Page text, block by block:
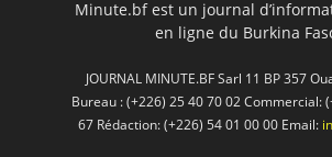
Minute.bf est un journal
en ligne du Burkina
JOURNAL MINUTE.BF Sarl 11 BP 357
Bureau : (+226) 25 40 70 02 Commercial:
67 Rédaction: (+226) 54 01 00 00 Email: